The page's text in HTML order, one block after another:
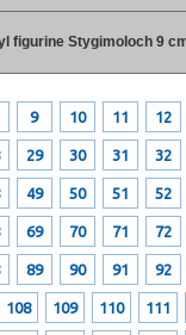
figurine Stygimoloch 9
9 10 11 12
29 30 31 32
49 50 51 52
69 70 71 72
89 90 91 92
108 109 110 111